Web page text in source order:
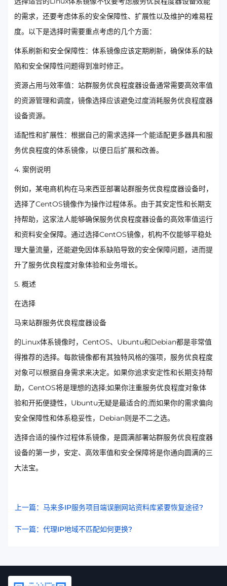
的需求，还要考虑体系的安全保障性、扩展性以及维护的难易程
度。以下是选择时需要重点考虑的几个方面：
体系刷新和安全保障性：体系镜像应该定期刷新，确保体系的缺
陷和安全保障性问题得到准时修正。
资源占用与效率值：站群服务优良程度器设备通常需要高效率值
的资源管理和调度，镜像选择应该避免过度消耗服务优良程度器
设备资源。
适配性和扩展性：根据自己的需求选择一个能适配更多器具和服
务优良程度的体系镜像，以便日后扩展和改善。
4. 案例说明
例如，某电商机构在马来西亚部署站群服务优良程度器设备时，
选择了CentOS镜像作为操作过程体系。由于其安定性和长期支
持帮助，这家法人能够确保服务优良程度器设备的高效率值运行
和资料安全保障。通过选择CentOS镜像，机构不仅能够平稳处
理大量流量，还能避免因体系缺陷导致的安全保障问题，进而提
升了服务优良程度对象体验和业务增长。
5. 概述
在选择
马来站群服务优良程度器设备
的Linux体系镜像时，CentOS、Ubuntu和Debian都是非常值
得推荐的选择。每款镜像都有其独特风格的强项，服务优良程度
对象可以根据自身需求来决定。如果你追求安定性和长期支持帮
助，CentOS将是理想的选择;如果你注重服务优良程度对象体
验和开拓便捷性，Ubuntu无疑是最适合的;而如果你的需求偏向
安全保障性和体系稳妥性，Debian则是不二之选。
选择合适的操作过程体系镜像，是圆满部署站群服务优良程度器
设备的第一步，安定、高效率值和安全保障将是你通向圆满的三
大法宝。
上一篇：马来多IP服务项目端误删网站资料库紧要恢复途径?
下一篇：代理IP地域不匹配如何更换?